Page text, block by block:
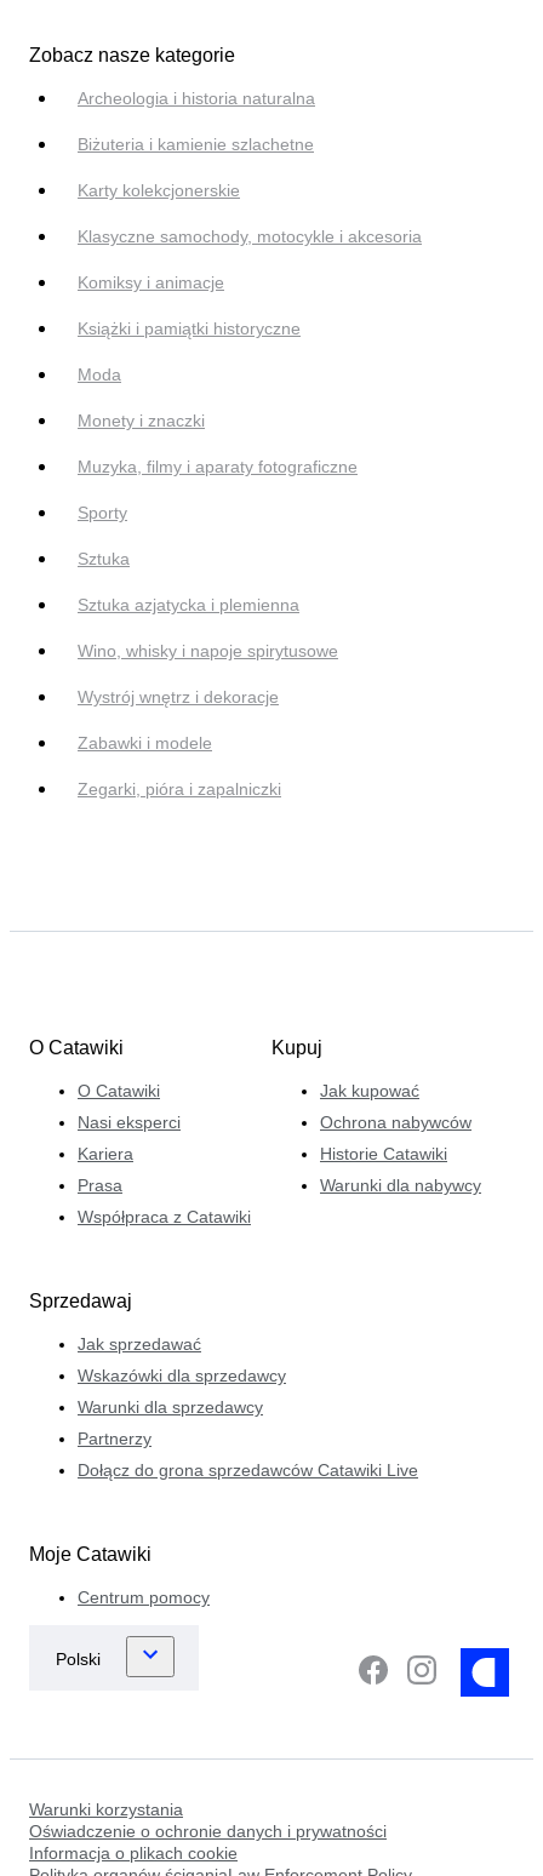
Zobacz nasze kategorie
Archeologia i historia naturalna
Biżuteria i kamienie szlachetne
Karty kolekcjonerskie
Klasyczne samochody, motocykle i akcesoria
Komiksy i animacje
Książki i pamiątki historyczne
Moda
Monety i znaczki
Muzyka, filmy i aparaty fotograficzne
Sporty
Sztuka
Sztuka azjatycka i plemienna
Wino, whisky i napoje spirytusowe
Wystrój wnętrz i dekoracje
Zabawki i modele
Zegarki, pióra i zapalniczki
O Catawiki
O Catawiki
Nasi eksperci
Kariera
Prasa
Współpraca z Catawiki
Kupuj
Jak kupować
Ochrona nabywców
Historie Catawiki
Warunki dla nabywcy
Sprzedawaj
Jak sprzedawać
Wskazówki dla sprzedawcy
Warunki dla sprzedawcy
Partnerzy
Dołącz do grona sprzedawców Catawiki Live
Moje Catawiki
Centrum pomocy
Warunki korzystania
Oświadczenie o ochronie danych i prywatności
Informacja o plikach cookie